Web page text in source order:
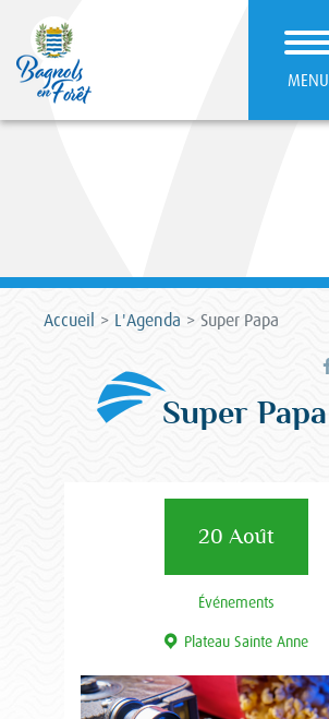
MENU
Accueil L'Agenda Super Papa
Super Papa
20 Août
Événements
Plateau Sainte Anne